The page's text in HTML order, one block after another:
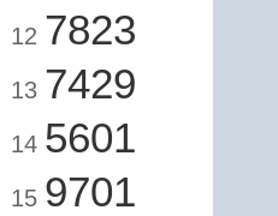
12 7823
13 7429
14 5601
15 9701